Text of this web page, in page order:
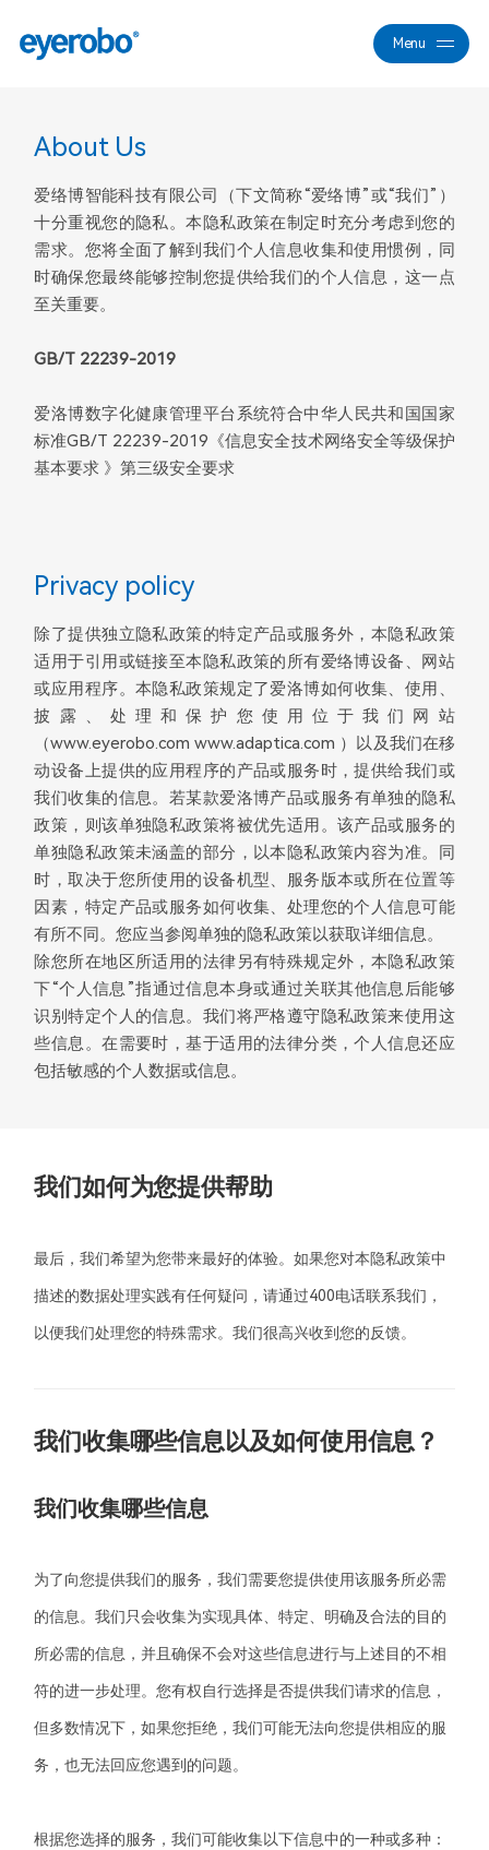
Menu
Close
About Us
爱络博智能科技有限公司（下文简称“爱络博”或“我们”）
十分重视您的隐私。本隐私政策在制定时充分考虑到您的
需求。您将全面了解到我们个人信息收集和使用惯例，同
时确保您最终能够控制您提供给我们的个人信息，这一点
至关重要。
GB/T 22239-2019
爱洛博数字化健康管理平台系统符合中华人民共和国国家
标准GB/T 22239-2019《信息安全技术网络安全等级保护
基本要求 》第三级安全要求
Privacy policy
除了提供独立隐私政策的特定产品或服务外，本隐私政策
适用于引用或链接至本隐私政策的所有爱络博设备、网站
或应用程序。本隐私政策规定了爱洛博如何收集、使用、
披露、处理和保护您使用位于我们网站
（www.eyerobo.com www.adaptica.com ）以及我们在移
动设备上提供的应用程序的产品或服务时，提供给我们或
我们收集的信息。若某款爱洛博产品或服务有单独的隐私
政策，则该单独隐私政策将被优先适用。该产品或服务的
单独隐私政策未涵盖的部分，以本隐私政策内容为准。同
时，取决于您所使用的设备机型、服务版本或所在位置等
因素，特定产品或服务如何收集、处理您的个人信息可能
有所不同。您应当参阅单独的隐私政策以获取详细信息。
除您所在地区所适用的法律另有特殊规定外，本隐私政策
下“个人信息”指通过信息本身或通过关联其他信息后能够
识别特定个人的信息。我们将严格遵守隐私政策来使用这
些信息。在需要时，基于适用的法律分类，个人信息还应
包括敏感的个人数据或信息。
我们如何为您提供帮助
最后，我们希望为您带来最好的体验。如果您对本隐私政策中
描述的数据处理实践有任何疑问，请通过400电话联系我们，
以便我们处理您的特殊需求。我们很高兴收到您的反馈。
我们收集哪些信息以及如何使用信息？
我们收集哪些信息
为了向您提供我们的服务，我们需要您提供使用该服务所必需
的信息。我们只会收集为实现具体、特定、明确及合法的目的
所必需的信息，并且确保不会对这些信息进行与上述目的不相
符的进一步处理。您有权自行选择是否提供我们请求的信息，
但多数情况下，如果您拒绝，我们可能无法向您提供相应的服
务，也无法回应您遇到的问题。
根据您选择的服务，我们可能收集以下信息中的一种或多种：